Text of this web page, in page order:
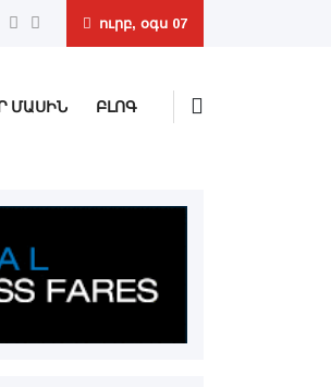
ուրբ, օգս 07
ՄԱՍԻՆ
ԲԼՈԳ